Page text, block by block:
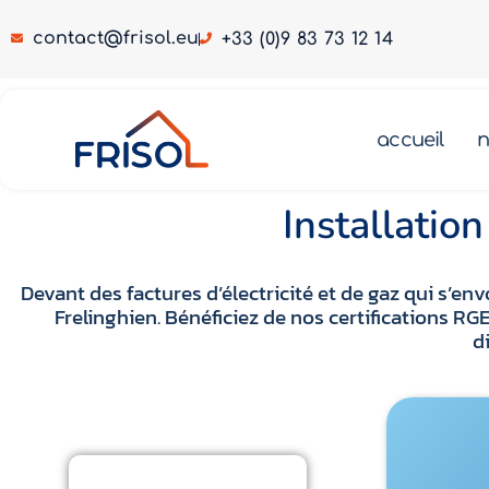
contact@frisol.eu +33 (0)9 83 73 12 14
accueil
Devant des factures d’électricité et de gaz qui
Frelinghien. Bénéficiez de nos certifications